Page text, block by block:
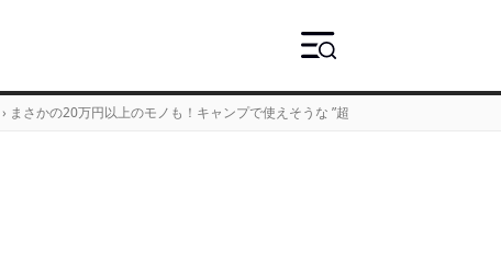
› まさかの20万円以上のモノも！キャンプで使えそうな ”超高級”チェア 5選